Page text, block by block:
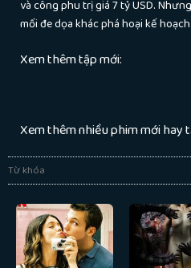
và công phu trị giá 7 tỷ USD.
mối đe dọa khác phá hoại kế
Xem thêm tập mới:
Xem thêm nhiều phim mới hay
Từ khóa